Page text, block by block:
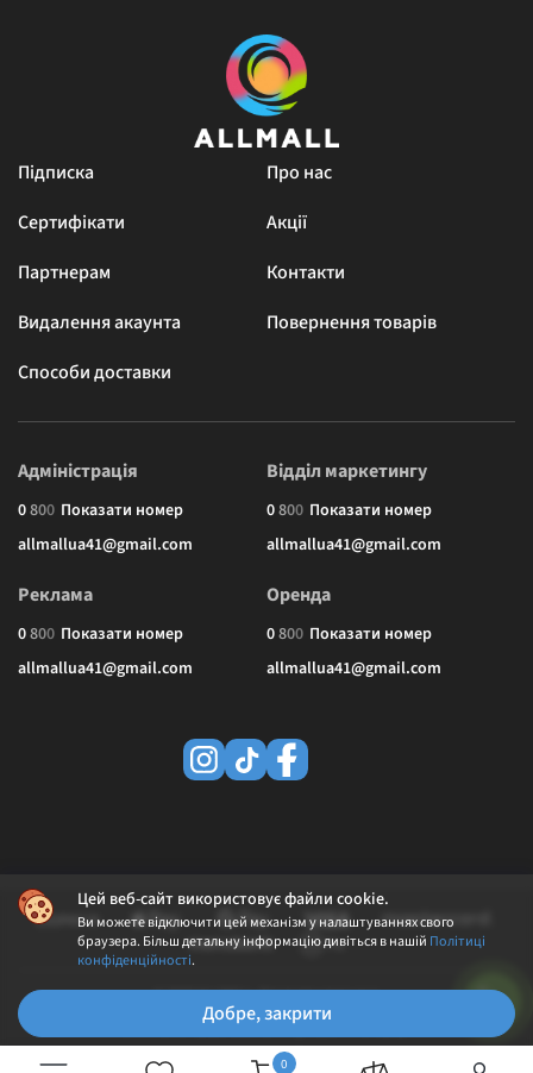
0
Цей веб-сайт використовує файли cookie.
Ви можете відключити цей механізм у налаштуваннях свого
браузера. Більш детальну інформацію дивіться в нашій Політиці
конфіденційності.
Добре, закрити
Підписка
Про нас
Сертифікати
Акції
Партнерам
Контакти
Видалення акаунта
Повернення товарів
Способи доставки
Адміністрація
0800 Показати номер
allmallua41@gmail.com
Відділ маркетингу
0800 Показати номер
allmallua41@gmail.com
Реклама
0800 Показати номер
allmallua41@gmail.com
Оренда
0800 Показати номер
allmallua41@gmail.com
© 2026 ALLMALL. Всі права захищені.
Політика конфіденційності